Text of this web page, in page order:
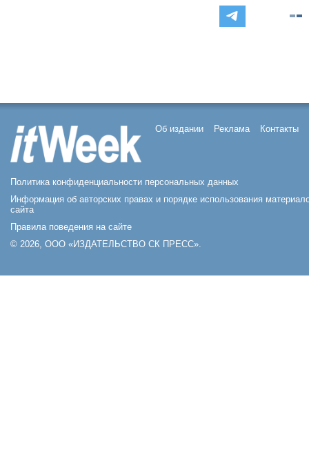
Об издании Реклама Контакты
Политика конфиденциальности персональных данных
Информация об авторских правах и порядке использования
сайта
Правила поведения на сайте
© 2026, ООО «ИЗДАТЕЛЬСТВО СК ПРЕСС».